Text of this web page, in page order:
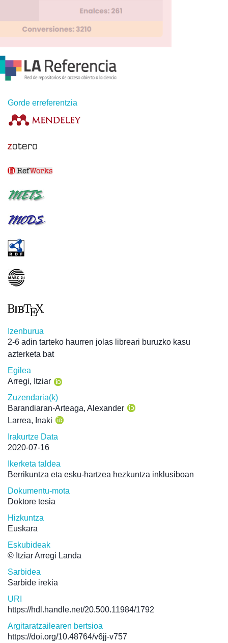
Gorde erreferentzia
Izenburua
2-6 adin tarteko haurren jolas libreari buruzko kasu
azterketa bat
Egilea
Arregi, Itziar
Zuzendaria(k)
Barandiaran-Arteaga, Alexander
Larrea, Inaki
Irakurtze Data
2020-07-16
Ikerketa taldea
Berrikuntza eta esku-hartzea hezkuntza inklusiboan
Dokumentu-mota
Doktore tesia
Hizkuntza
Euskara
Eskubideak
© Itziar Arregi Landa
Sarbidea
Sarbide irekia
URI
https://hdl.handle.net/20.500.11984/1792
Argitaratzailearen bertsioa
https://doi.org/10.48764/v6jj-v757